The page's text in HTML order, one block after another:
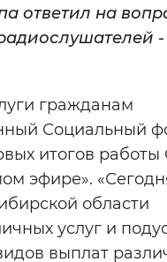
ответил на
-
гражданам
Социальный
итогов
эфире».
области
услуг и
выплат